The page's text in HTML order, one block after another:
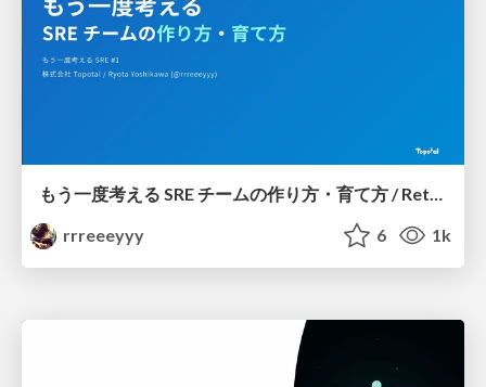
もう一度考える SRE チームの作り方・育て方 / Rethinking SRE #1: Building and Growing SRE Teams
rrreeeyyy
6 1k